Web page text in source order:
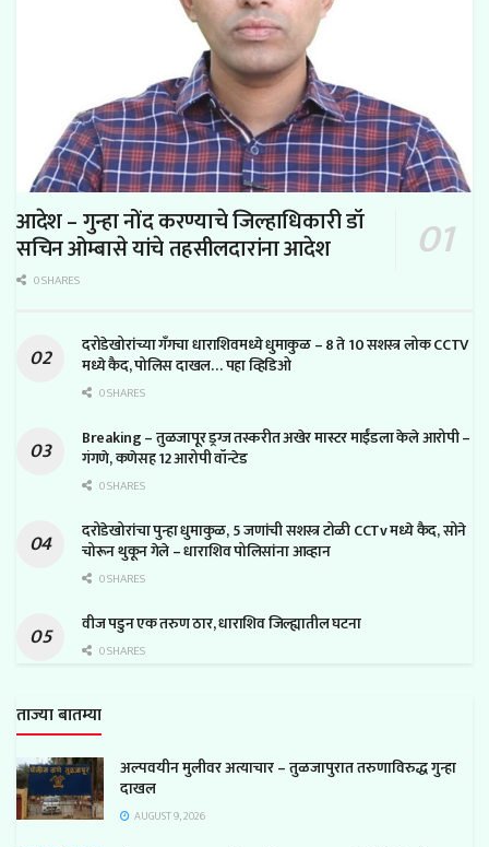
आदेश – गुन्हा नोंद करण्याचे जिल्हाधिकारी डॉ
सचिन ओम्बासे यांचे तहसीलदारांना आदेश
0 SHARES
दरोडेखोरांच्या गँगचा धाराशिवमध्ये धुमाकुळ – 8 ते 10 सशस्त्र लोक CCTV
मध्ये कैद, पोलिस दाखल… पहा व्हिडिओ
0 SHARES
Breaking – तुळजापूर ड्रग्ज तस्करीत अखेर मास्टर माईंडला केले आरोपी –
गंगणे, कणेसह 12 आरोपी वॉन्टेड
0 SHARES
दरोडेखोरांचा पुन्हा धुमाकुळ, 5 जणांची सशस्त्र टोळी CCTv मध्ये कैद, सोने
चोरून थुकून गेले – धाराशिव पोलिसांना आव्हान
0 SHARES
वीज पडुन एक तरुण ठार, धाराशिव जिल्ह्यातील घटना
0 SHARES
ताज्या बातम्या
अल्पवयीन मुलीवर अत्याचार – तुळजापुरात तरुणाविरुद्ध गुन्हा
दाखल
AUGUST 9, 2026